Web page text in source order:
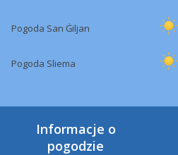
Pogoda San Ġiljan
Pogoda Sliema
Informacje o
pogodzie